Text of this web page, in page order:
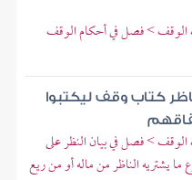
الوقف > فصل في أحكام الوقف
كتاب وقف ليكتبوا
الوقف > فصل في بيان النظر على
يشتريه الناظر من ماله أو من ريع